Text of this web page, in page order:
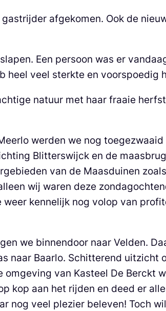
afgekomen. Ook de
Een persoon was er
heel veel sterkte en voorspoedig
natuur met haar fraaie
werden we nog toegezwaaid
Blitterswijck en de
van de Maasduinen
wij waren deze
kennelijk nog volop van
we binnendoor naar Velden.
naar Baarlo. Schitterend uitzicht
van Kasteel De Berckt
kop aan het rijden en deed er
nog veel plezier beleven! Toch